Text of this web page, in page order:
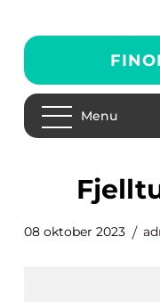
Menu
08 oktober 2023